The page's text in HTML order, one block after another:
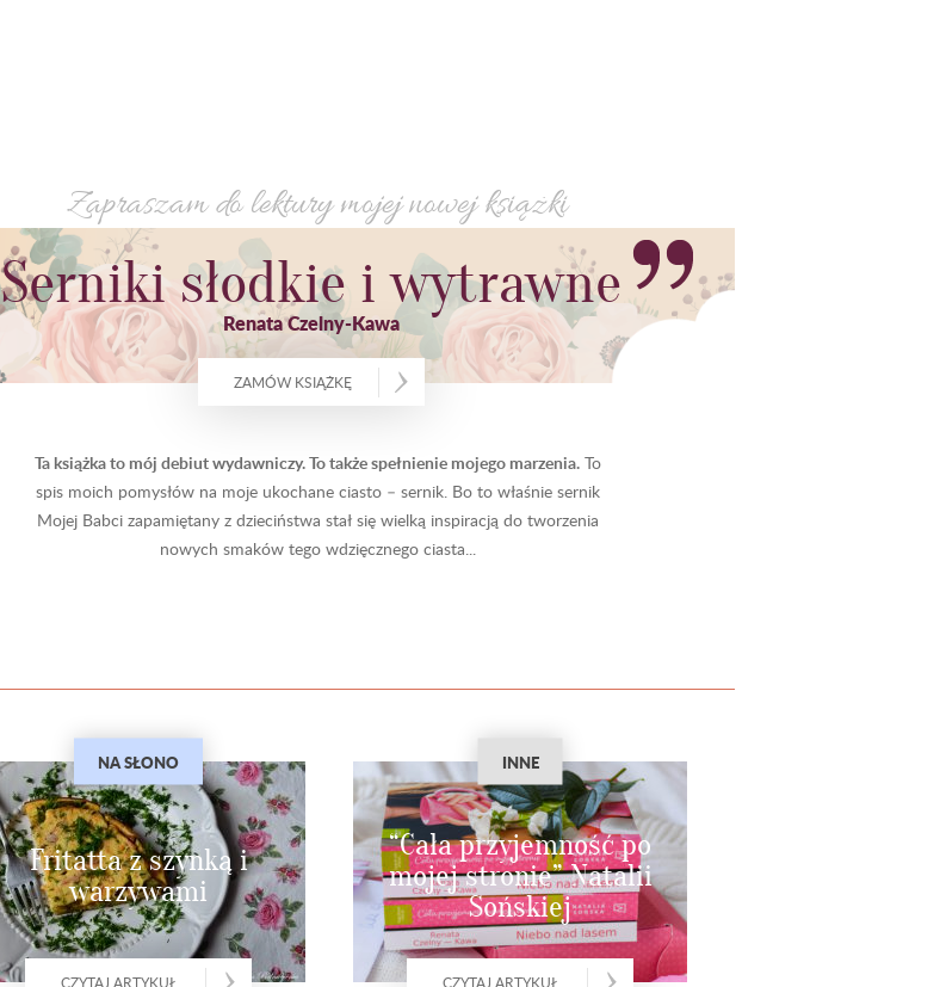
Zapraszam do lektury mojej nowej książki
Serniki słodkie i wytrawne
Renata Czelny-Kawa
ZAMÓW KSIĄŻKĘ
Ta książka to mój debiut wydawniczy. To także spełnienie mojego marzenia.To
spis moich pomysłów na moje ukochane ciasto – sernik. Bo to właśnie sernik
Mojej Babci zapamiętany z dzieciństwa stał się wielką inspiracją do tworzenia
nowych smaków tego wdzięcznego ciasta...
NA SŁONO
Fritatta z szynką i
warzywami
CZYTAJ ARTYKUŁ
INNE
“Cała przyjemność po
mojej stronie” Natalii
Sońskiej
CZYTAJ ARTYKUŁ